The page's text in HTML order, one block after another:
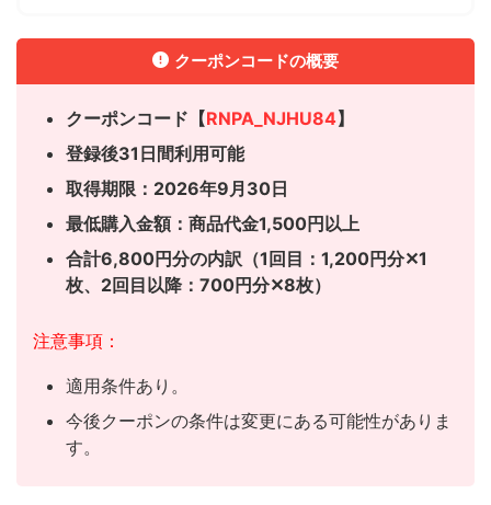
クーポンコードの概要
クーポンコード【RNPA_NJHU84】
登録後31日間利用可能
取得期限：2026年9月30日
最低購入金額：商品代金1,500円以上
合計6,800円分の内訳（1回目：1,200円分✕1
枚、 2回目以降：700円分✕8枚）
注意事項：
適用条件あり。
今後クーポンの条件は変更にある可能性がありま
す。